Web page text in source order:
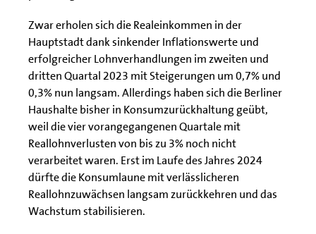
Zwar erholen sich die Realeinkommen in der
Hauptstadt dank sinkender Inflationswerte und
erfolgreicher Lohnverhandlungen im zweiten und
dritten Quartal 2023 mit Steigerungen um 0,7% und
0,3% nun langsam. Allerdings haben sich die Berliner
Haushalte bisher in Konsumzurückhaltung geübt,
weil die vier vorangegangenen Quartale mit
Reallohnverlusten von bis zu 3% noch nicht
verarbeitet waren. Erst im Laufe des Jahres 2024
dürfte die Konsumlaune mit verlässlicheren
Reallohnzuwächsen langsam zurückkehren und das
Wachstum stabilisieren.